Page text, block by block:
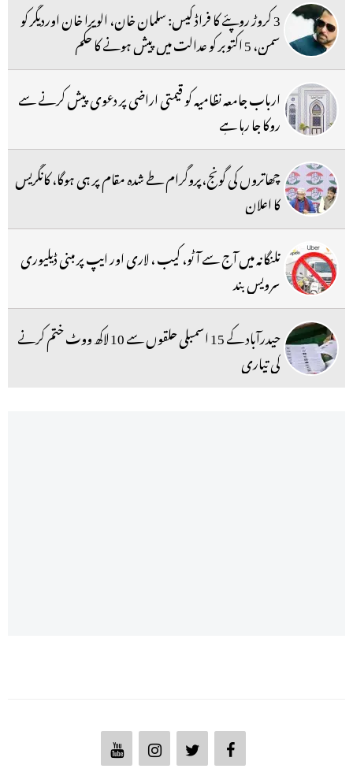
3 کروڑ روپئے کا فراڈ کیس: سلمان خان، الویرا خان اوردیگر کو
سمن، 5 اکتوبر کو عدالت میں پیش ہونے کا حکم
ارباب جامعہ نظامیہ کو قیمتی اراضی پر دعوی پیش کرنے سے
روکا جا رہا ہے
چھاتروں کی گونج،پروگرام طے شدہ مقام پر ہی ہوگا، کانگریس
کا اعلان
تلنگانہ میں آج سے آٹو، کیب ، لاری اور ایپ پر مبنی ڈیلیوری
سرویس بند
حیدرآباد کے 15 اسمبلی حلقوں سے 10 لاکھ ووٹ ختم کرنے
کی تیاری